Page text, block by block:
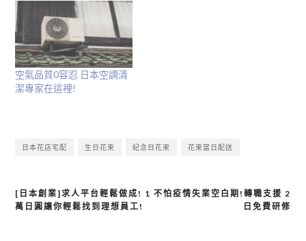
空氣品質0容忍 日本空調清
潔專家在這裡!
日本花店宅配 生日花束 紀念日花束 花束當日配送
文
不怕疫情失業空白期!轉職支援 2
日免費研修
[日本創業]求人平台輕鬆做成! 1
萬日圓讓你輕鬆找到理想員工!